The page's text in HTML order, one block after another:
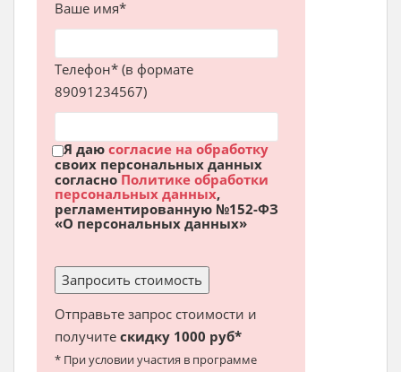
Ваше имя*
Телефон* (в формате
89091234567)
Я даю согласие на обработку
своих персональных данных
согласно Политике обработки
персональных данных,
регламентированную №152-ФЗ
«О персональных данных»
Отправьте запрос стоимости и
получите скидку 1000 руб*
* При условии участия в программе